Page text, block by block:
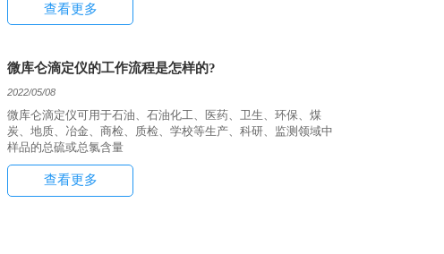
查看更多
微库仑滴定仪的工作流程是怎样的?
2022/05/08
微库仑滴定仪可用于石油、石油化工、医药、卫生、环保、煤
炭、地质、冶金、商检、质检、学校等生产、科研、监测领域中
样品的总硫或总氯含量
查看更多